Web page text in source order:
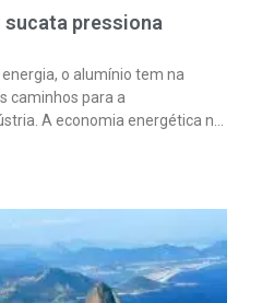
sucata pressiona
o alumínio tem na
caminhos para a
A economia energética na
mais limpo, no entanto,
ao interesse chinês